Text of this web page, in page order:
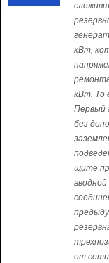
кВт,
кВт. То
Первый
без
щите
от